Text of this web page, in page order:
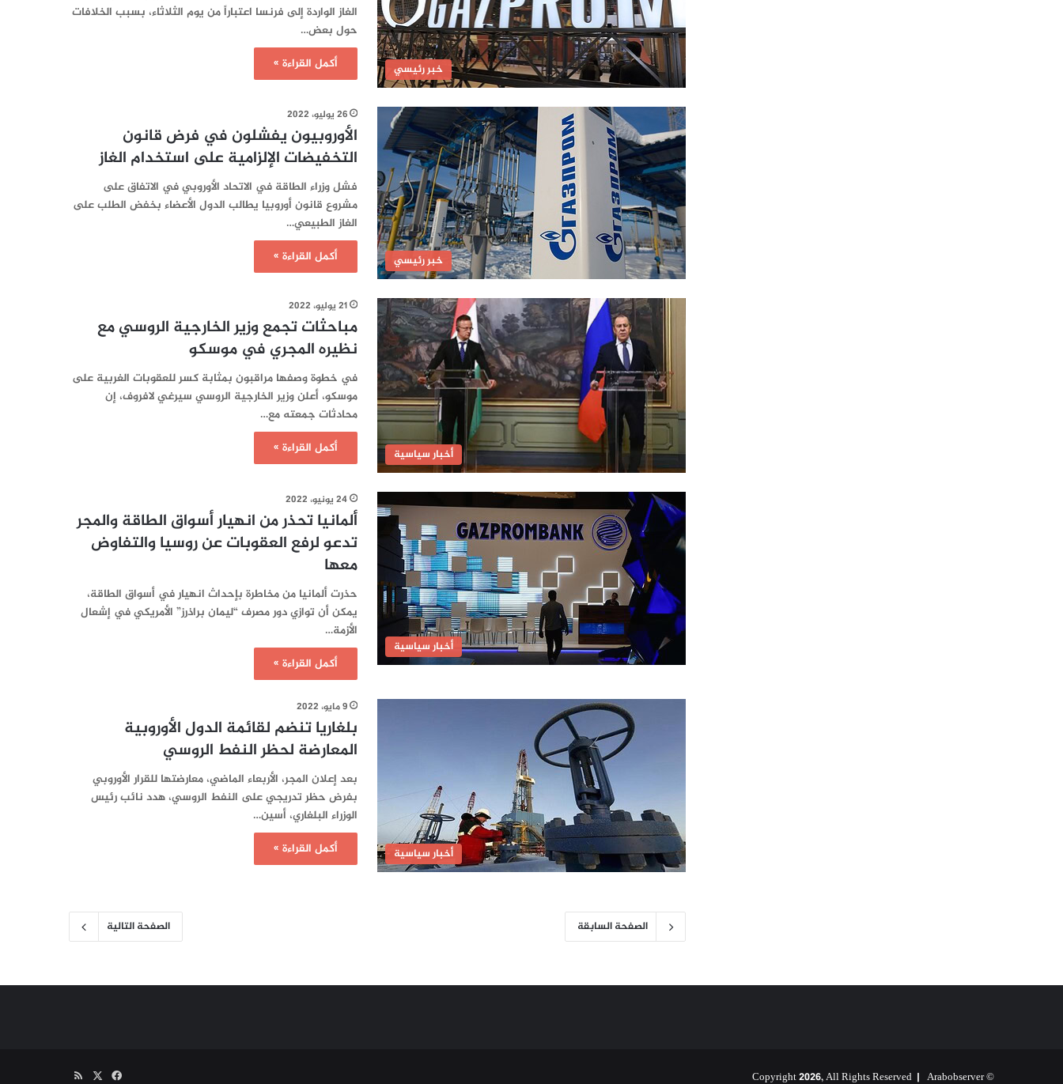
خبر رئيسي
الغاز الواردة إلى فرنسا اعتباراً من يوم الثلاثاء، بسبب الخلافات
حول بعض…
أكمل القراءة »
خبر رئيسي
26 يوليو، 2022
الأوروبيون يفشلون في فرض قانون
التخفيضات الإلزامية على استخدام الغاز
فشل وزراء الطاقة في الاتحاد الأوروبي في الاتفاق على
مشروع قانون أوروبيا يطالب الدول الأعضاء بخفض الطلب على
الغاز الطبيعي…
أكمل القراءة »
أخبار سياسية
21 يوليو، 2022
مباحثات تجمع وزير الخارجية الروسي مع
نظيره المجري في موسكو
في خطوة وصفها مراقبون بمثابة كسر للعقوبات الغربية على
موسكو، أعلن وزير الخارجية الروسي سيرغي لافروف، إن
محادثات جمعته مع…
أكمل القراءة »
أخبار سياسية
24 يونيو، 2022
ألمانيا تحذر من انهيار أسواق الطاقة والمجر
تدعو لرفع العقوبات عن روسيا والتفاوض
معها
حذرت ألمانيا من مخاطرة بإحداث انهيار في أسواق الطاقة،
يمكن أن توازي دور مصرف “ليمان براذرز” الأمريكي في إشعال
الأزمة…
أكمل القراءة »
أخبار سياسية
9 مايو، 2022
بلغاريا تنضم لقائمة الدول الأوروبية
المعارضة لحظر النفط الروسي
بعد إعلان المجر، الأربعاء الماضي، معارضتها للقرار الأوروبي
بفرض حظر تدريجي على النفط الروسي، هدد نائب رئيس
الوزراء البلغاري، أسين…
أكمل القراءة »
الصفحة السابقة الصفحة التالية
© Copyright 2026, All Rights Reserved |
Arabobserver فيسبوك